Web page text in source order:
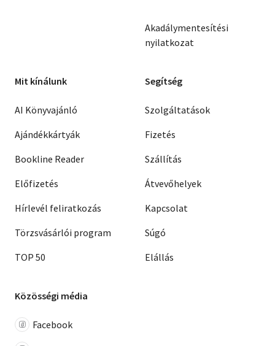
Akadálymentesítési
nyilatkozat
Mit kínálunk
AI Könyvajánló
Ajándékkártyák
Bookline Reader
Előfizetés
Hírlevél feliratkozás
Törzsvásárlói program
TOP 50
Segítség
Szolgáltatások
Fizetés
Szállítás
Átvevőhelyek
Kapcsolat
Súgó
Elállás
Közösségi média
Facebook